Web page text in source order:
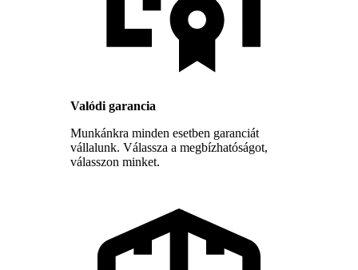
Valódi garancia
Munkánkra minden esetben garanciát
vállalunk. Válassza a megbízhatóságot,
válasszon minket.